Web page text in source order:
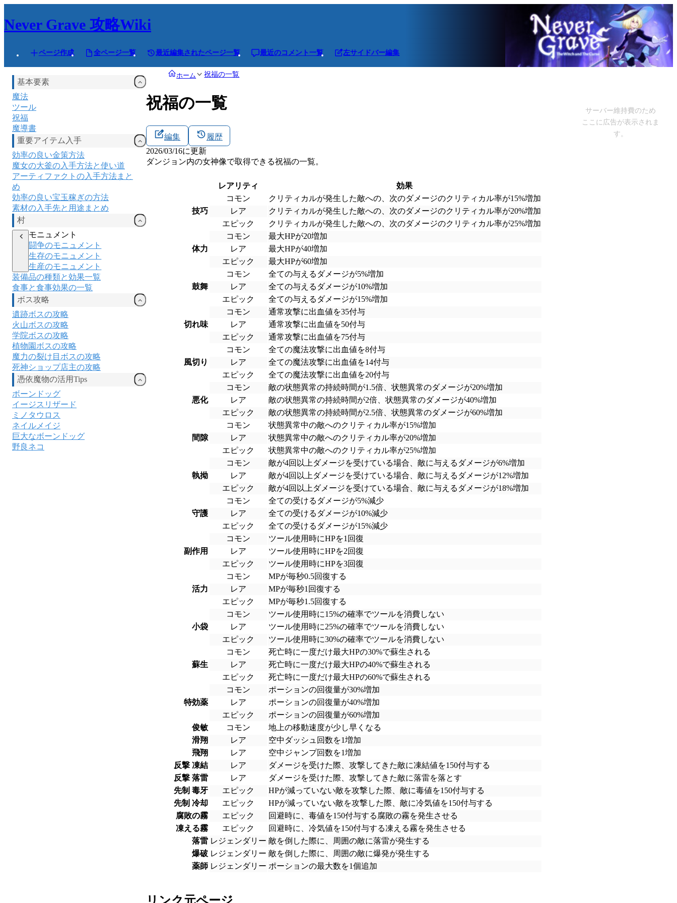
Never Grave 攻略Wiki
ページ作成 全ページ一覧 最近編集されたページ一覧 最近のコメント一覧 左サイドバー編集
基本要素
魔法
ツール
祝福
魔導書
重要アイテム入手
効率の良い金策方法
魔女の大釜の入手方法と使い道
アーティファクトの入手方法まと
め
効率の良い宝玉稼ぎの方法
素材の入手先と用途まとめ
村
モニュメント
闘争のモニュメント
生存のモニュメント
生産のモニュメント
装備品の種類と効果一覧
食事と食事効果の一覧
ボス攻略
遺跡ボスの攻略
火山ボスの攻略
学院ボスの攻略
植物園ボスの攻略
魔力の裂け目ボスの攻略
死神ショップ店主の攻略
憑依魔物の活用Tips
ボーンドッグ
イージスリザード
ミノタウロス
ネイルメイジ
巨大なボーンドッグ
野良ネコ
ホーム 祝福の一覧
祝福の一覧
編集
履歴
2026/03/16に更新
ダンジョン内の女神像で取得できる祝福の一覧。
レアリティ 効果
技巧
コモン
クリティカルが発生した敵への、次のダメージのクリティカル率が15%増加
レア
クリティカルが発生した敵への、次のダメージのクリティカル率が20%増加
エピック
クリティカルが発生した敵への、次のダメージのクリティカル率が25%増加
体力
コモン
最大HPが20増加
レア
最大HPが40増加
エピック
最大HPが60増加
鼓舞
コモン
全ての与えるダメージが5%増加
レア
全ての与えるダメージが10%増加
エピック
全ての与えるダメージが15%増加
切れ味
コモン
通常攻撃に出血値を35付与
レア
通常攻撃に出血値を50付与
エピック
通常攻撃に出血値を75付与
風切り
コモン
全ての魔法攻撃に出血値を8付与
レア
全ての魔法攻撃に出血値を14付与
エピック
全ての魔法攻撃に出血値を20付与
悪化
コモン
敵の状態異常の持続時間が1.5倍、状態異常のダメージが20%増加
レア
敵の状態異常の持続時間が2倍、状態異常のダメージが40%増加
エピック
敵の状態異常の持続時間が2.5倍、状態異常のダメージが60%増加
間隙
コモン
状態異常中の敵へのクリティカル率が15%増加
レア
状態異常中の敵へのクリティカル率が20%増加
エピック
状態異常中の敵へのクリティカル率が25%増加
執拗
コモン
敵が4回以上ダメージを受けている場合、敵に与えるダメージが6%増加
レア
敵が4回以上ダメージを受けている場合、敵に与えるダメージが12%増加
エピック
敵が4回以上ダメージを受けている場合、敵に与えるダメージが18%増加
守護
コモン
全ての受けるダメージが5%減少
レア
全ての受けるダメージが10%減少
エピック
全ての受けるダメージが15%減少
副作用
コモン
ツール使用時にHPを1回復
レア
ツール使用時にHPを2回復
エピック
ツール使用時にHPを3回復
活力
コモン
MPが毎秒0.5回復する
レア
MPが毎秒1回復する
エピック
MPが毎秒1.5回復する
小袋
コモン
ツール使用時に15%の確率でツールを消費しない
レア
ツール使用時に25%の確率でツールを消費しない
エピック
ツール使用時に30%の確率でツールを消費しない
蘇生
コモン
死亡時に一度だけ最大HPの30%で蘇生される
レア
死亡時に一度だけ最大HPの40%で蘇生される
エピック
死亡時に一度だけ最大HPの60%で蘇生される
特効薬
コモン
ポーションの回復量が30%増加
レア
ポーションの回復量が40%増加
エピック
ポーションの回復量が60%増加
俊敏
コモン
地上の移動速度が少し早くなる
滑翔
レア
空中ダッシュ回数を1増加
飛翔
レア
空中ジャンプ回数を1増加
反撃 凍結
レア
ダメージを受けた際、攻撃してきた敵に凍結値を150付与する
反撃 落雷
レア
ダメージを受けた際、攻撃してきた敵に落雷を落とす
先制 毒牙
エピック
HPが減っていない敵を攻撃した際、敵に毒値を150付与する
先制 冷却
エピック
HPが減っていない敵を攻撃した際、敵に冷気値を150付与する
腐敗の霧
エピック
回避時に、毒値を150付与する腐敗の霧を発生させる
凍える霧
エピック
回避時に、冷気値を150付与する凍える霧を発生させる
落雷 レジェンダリー 敵を倒した際に、周囲の敵に落雷が発生する
爆破 レジェンダリー 敵を倒した際に、周囲の敵に爆発が発生する
薬師 レジェンダリー ポーションの最大数を1個追加
サーバー維持費のため
ここに広告が表示されま
す。